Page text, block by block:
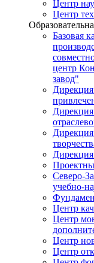
Центр
Центр
Базовая
центр
завод"
Дирекция
Дирекция
Северо-
учебно-
Центр
Центр
Центр
Центр